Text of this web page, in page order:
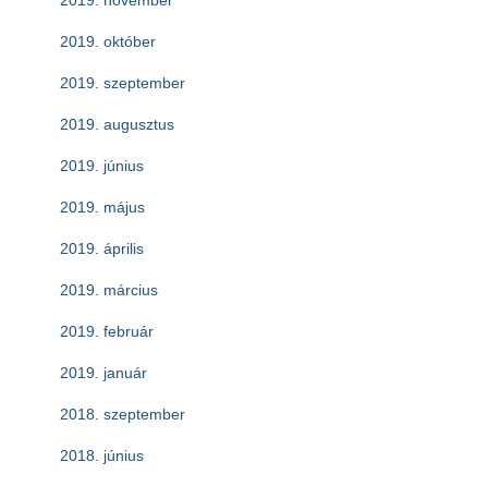
2019. október
2019. szeptember
2019. augusztus
2019. június
2019. május
2019. április
2019. március
2019. február
2019. január
2018. szeptember
2018. június